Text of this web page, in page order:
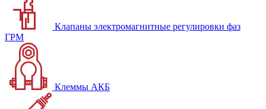
Клапаны электромагнитные регулировки фаз
ГРМ
Клеммы АКБ